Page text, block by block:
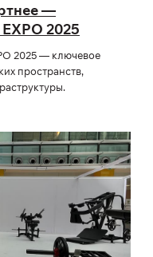
—
2025
2025 — ключевое
пространств,